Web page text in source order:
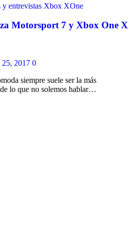
y entrevistas Xbox XOne
Motorsport 7 y Xbox One X
25, 2017 0
siempre suele ser la más
lo que no solemos hablar…